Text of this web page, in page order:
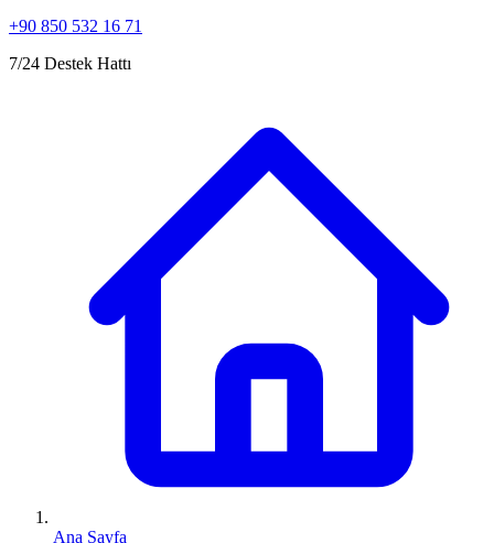
+90 850 532 16 71
7/24 Destek Hattı
Ana Sayfa